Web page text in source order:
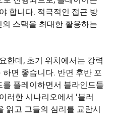
합니다. 적극적인 접근 방
스택을 최대한 활용하는
한데, 초기 위치에서는 강력
면 좋습니다. 반면 후반 포
플레이하면서 블라인드들
러한 시나리오에서 ‘블러
읽고 그들의 심리를 교란시